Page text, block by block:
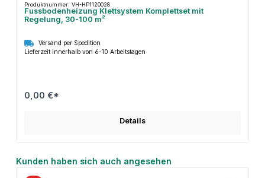
Produktnummer: VH-HP1120028
Fussbodenheizung Klettsystem Komplettset mit
Regelung, 30-100 m²
Versand per Spedition
Lieferzeit innerhalb von 6-10 Arbeitstagen
0,00 €*
Details
Produktgalerie überspringen
Kunden haben sich auch angesehen